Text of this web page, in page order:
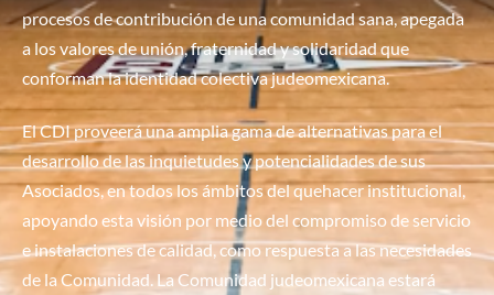
procesos de contribución de una comunidad sana, apegada
a los valores de unión, fraternidad y solidaridad que
conforman la identidad colectiva judeomexicana.
El CDI proveerá una amplia gama de alternativas para el
desarrollo de las inquietudes y potencialidades de sus
Asociados, en todos los ámbitos del quehacer institucional,
apoyando esta visión por medio del compromiso de servicio
e instalaciones de calidad, como respuesta a las necesidades
de la Comunidad. La Comunidad judeomexicana estará